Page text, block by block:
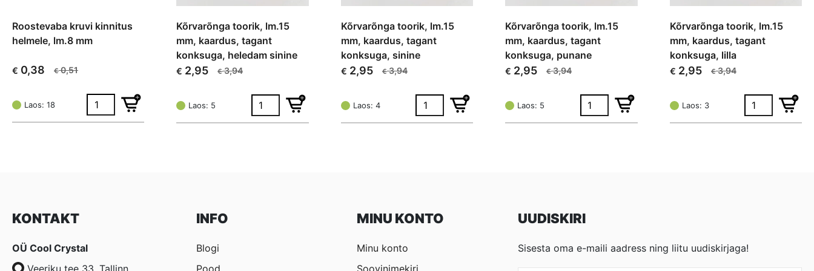
Roostevaba kruvi kinnitus
helmele, lm.8 mm
€0,51
Algne
oli:
€ 0,51.
€ 0,38
Current
is:
€ 0,38.
Laos: 18
Kõrvarõnga toorik, lm.15
mm, kaardus, tagant
konksuga, heledam sinine
€3,94
Algne
oli:
€ 3,94.
€ 2,95
Current
is:
€ 2,95.
Laos: 5
Kõrvarõnga toorik, lm.15
mm, kaardus, tagant
konksuga, sinine
€3,94
Algne
oli:
€ 3,94.
€ 2,95
Current
is:
€ 2,95.
Laos: 4
Kõrvarõnga toorik, lm.15
mm, kaardus, tagant
konksuga, punane
€3,94
Algne
oli:
€ 3,94.
€ 2,95
Current
is:
€ 2,95.
Laos: 5
Kõrvarõnga toorik, lm.15
mm, kaardus, tagant
konksuga, lilla
€3,94
Algne
oli:
€ 3,94.
€ 2,95
Current
is:
€ 2,95.
Laos: 3
KONTAKT
OÜ Cool Crystal
INFO
Blogi
MINU KONTO
Minu konto
UUDISKIRI
Sisesta oma e-maili aadress ning liitu uudiskirjaga!